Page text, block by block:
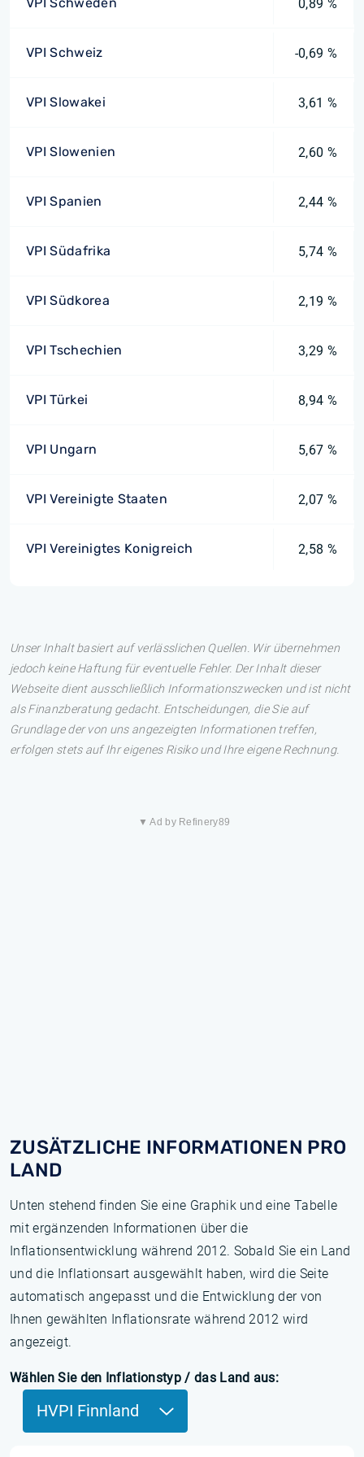
0,89 %
VPI Schweiz -0,69 %
VPI Slowakei 3,61 %
VPI Slowenien 2,60 %
VPI Spanien 2,44 %
VPI Südafrika 5,74 %
VPI Südkorea 2,19 %
VPI Tschechien 3,29 %
VPI Türkei 8,94 %
VPI Ungarn 5,67 %
VPI Vereinigte Staaten 2,07 %
VPI Vereinigtes Konigreich 2,58 %
Unser Inhalt basiert auf verlässlichen Quellen. Wir übernehmen
jedoch keine Haftung für eventuelle Fehler. Der Inhalt dieser
Webseite dient ausschließlich Informationszwecken und ist nicht
als Finanzberatung gedacht. Entscheidungen, die Sie auf
Grundlage der von uns angezeigten Informationen treffen,
erfolgen stets auf Ihr eigenes Risiko und Ihre eigene Rechnung.
▼ Ad by Refinery89
ZUSÄTZLICHE INFORMATIONEN PRO
LAND
Unten stehend finden Sie eine Graphik und eine Tabelle
mit ergänzenden Informationen über die
Inflationsentwicklung während 2012. Sobald Sie ein Land
und die Inflationsart ausgewählt haben, wird die Seite
automatisch angepasst und die Entwicklung der von
Ihnen gewählten Inflationsrate während 2012 wird
angezeigt.
Wählen Sie den Inflationstyp / das Land aus:
HVPI Finnland